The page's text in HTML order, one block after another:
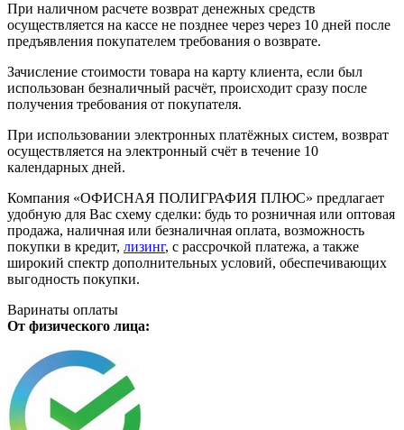
При наличном расчете возврат денежных средств
осуществляется на кассе не позднее через через 10 дней после
предъявления покупателем требования о возврате.
Зачисление стоимости товара на карту клиента, если был
использован безналичный расчёт, происходит сразу после
получения требования от покупателя.
При использовании электронных платёжных систем, возврат
осуществляется на электронный счёт в течение 10
календарных дней.
Компания «ОФИСНАЯ ПОЛИГРАФИЯ ПЛЮС» предлагает
удобную для Вас схему сделки: будь то розничная или оптовая
продажа, наличная или безналичная оплата, возможность
покупки в кредит, лизинг, с рассрочкой платежа, а также
широкий спектр дополнительных условий, обеспечивающих
выгодность покупки.
Варинаты оплаты
От физического лица: